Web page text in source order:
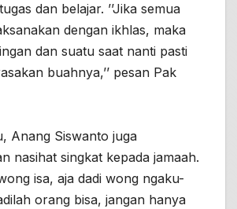
dan belajar. ’’Jika semua
dengan ikhlas, maka
dan suatu saat nanti pasti
buahnya,’’ pesan Pak
Anang Siswanto juga
nasihat singkat kepada jamaah.
wong isa, aja dadi wong ngaku-
orang bisa, jangan hanya